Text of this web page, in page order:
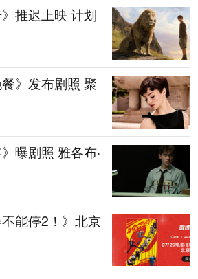
推迟上映 计划
》发布剧照 聚
曝剧照 雅各布·
能停2！》北京